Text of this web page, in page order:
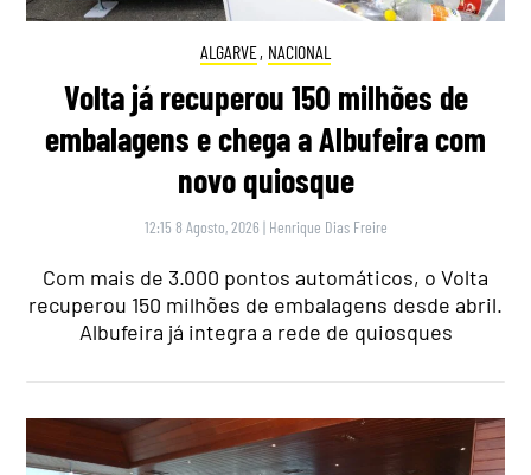
ALGARVE, NACIONAL
Volta já recuperou 150 milhões de
embalagens e chega a Albufeira com
novo quiosque
12:15 8 Agosto, 2026 | Henrique Dias Freire
Com mais de 3.000 pontos automáticos, o Volta
recuperou 150 milhões de embalagens desde abril.
Albufeira já integra a rede de quiosques